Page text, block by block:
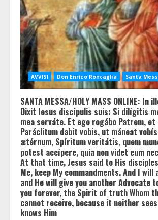
AVVISI Don Enrico Roncaglia Santa
SANTA MESSA/HOLY MASS ONLINE: In
Dixit Iesus discípulis suis: Si dilígitis
mea serváte. Et ego rogábo Patrem, et
Paráclitum dabit vobis, ut máneat
ætérnum, Spíritum veritátis, quem
potest accípere, quia non videt eum
At that time, Jesus said to His
Me, keep My commandments. And I
and He will give you another Advocate
you forever, the Spirit of truth Whom
cannot receive, because it neither
knows Him